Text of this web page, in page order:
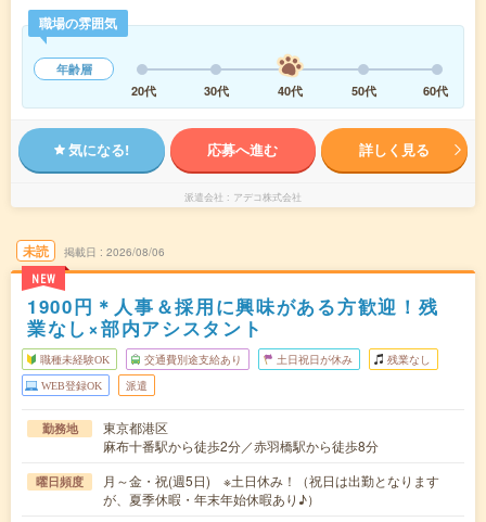
職場の雰囲気
年齢層
20代
30代 40代 50代 60代
気になる! 応募へ進む 詳しく見る
派遣会社 アデコ株式会社
未読
NEW
掲載日 2026/08/06
1900円＊人事＆採用に興味がある方歓迎！残
業なし×部内アシスタント
職種未経験OK 交通費別途支給あり 土日祝日が休み 残業なし
WEB登録OK 派遣
勤務地
東京都港区
麻布十番駅から徒歩2分／赤羽橋駅から徒歩8分
曜日頻度
月～金・祝(週5日) ※土日休み！（祝日は出勤となります
が、夏季休暇・年末年始休暇あり♪）